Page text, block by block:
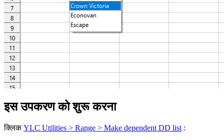
इस उपकरण को शुरू करना
क्लिकYLC Utilities > Range > Make dependent DD list :